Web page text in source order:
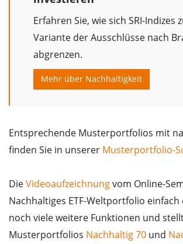
Erfahren Sie, wie sich SRI-Indizes
Variante der Ausschlüsse nach
abgrenzen.
Mehr über Nachhaltigkeit
Entsprechende Musterportfolios mit
finden Sie in unserer Musterportfolio-
DieVideoaufzeichnungvom Online-
Nachhaltiges ETF-Weltportfolio
noch viele weitere Funktionen und
Musterportfolios Nachhaltig 70 und